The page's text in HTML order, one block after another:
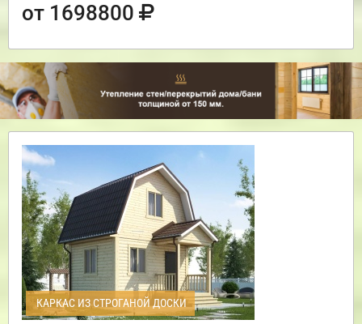
от 1698800
КАРКАС ИЗ СТРОГАНОЙ ДОСКИ